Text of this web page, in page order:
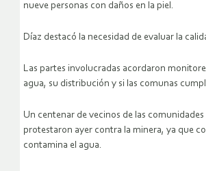
nueve personas con daños en la piel.
Díaz destacó la necesidad de evaluar la
Las partes involucradas acordaron
agua, su distribución y si las comunas
Un centenar de vecinos de las comunidades
protestaron ayer contra la minera, ya que
contamina el agua.